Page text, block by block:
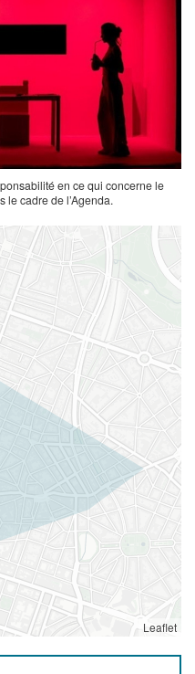
en ce qui concerne le
le cadre de l’Agenda.
Leaflet